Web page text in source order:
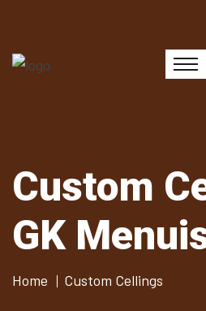
Custom
GK
Home Custom Cellings